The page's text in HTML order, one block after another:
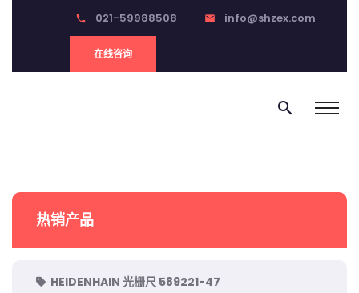
phone 021-59988508 email info@shzex.com
在线咨询
search
热销产品
HEIDENHAIN 光栅尺 589221-47